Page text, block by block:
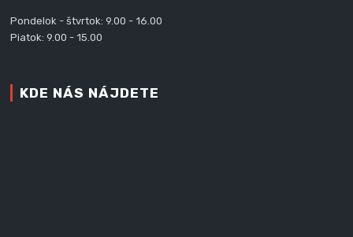
Pondelok - štvrtok: 9.00 - 16.00
Piatok: 9.00 - 15.00
KDE NÁS NÁJDETE